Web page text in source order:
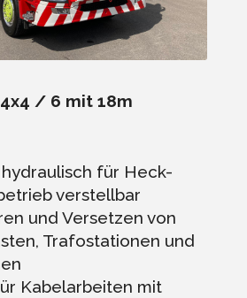
/ 6 mit 18m
für Heck-
verstellbar
und Versetzen von
Trafostationen und
Kabelarbeiten mit